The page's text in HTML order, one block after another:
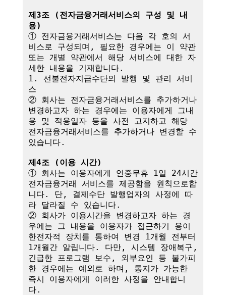
제3조 (전자금융거래서비스의 구성 및 내
용)
① 전자금융거래서비스는 다음 각 호의 서
비스로 구성되며, 필요한 경우에는 이 약관
또는 개별 약관에서 해당 서비스에 대한 자
세한 내용을 기재합니다.
1. 선불전자지급수단의 발행 및 관리 서비
스
② 회사는 전자금융거래서비스를 추가하거나
변경하고자 하는 경우에는 이용자에게 그내
용 및 적용일자 등을 사전 고지하고 해당
전자금융거래서비스를 추가하거나 변경할 수
있습니다.
제4조 (이용 시간)
① 회사는 이용자에게 연중무휴 1일 24시간
전자금융거래 서비스를 제공함을 원칙으로합
니다. 단, 결제수단 발행업자의 사정에 따
라 달라질 수 있습니다.
② 회사가 이용시간을 변경하고자 하는 경
우에는 그 내용을 이용자가 접근하기 용이
한전자적 장치를 통하여 변경 1개월 전부터
1개월간 알립니다. 다만, 시스템 장애복구,
긴급한 프로그램 보수, 외부요인 등 불가피
한 경우에는 예외로 하며, 통지가 가능한
즉시 이용자에게 이러한 사정을 안내합니
다.